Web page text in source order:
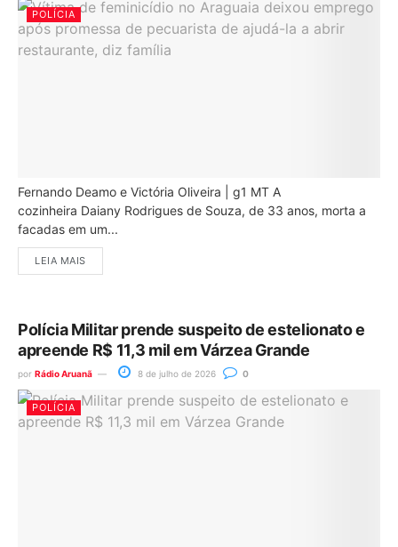
POLÍCIA
Fernando Deamo e Victória Oliveira | g1 MT A
cozinheira Daiany Rodrigues de Souza, de 33 anos, morta a
facadas em um...
LEIA MAIS
Polícia Militar prende suspeito de estelionato e
apreende R$ 11,3 mil em Várzea Grande
por Rádio Aruanã 8 de julho de 2026 0
POLÍCIA